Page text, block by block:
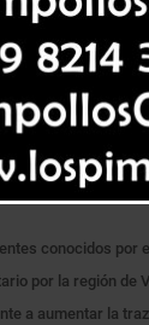
conocidos por
por la región de
a aumentar la